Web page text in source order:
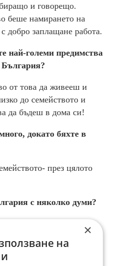
и говорещо.
беше намирането на
добро заплащане работа.
най-големи предимства
от това да живееш и
до семейството и
да бъдеш в дома си!
докато бяхте в
през цялото
с няколко думи?
разнообразен,
успех?
×
на